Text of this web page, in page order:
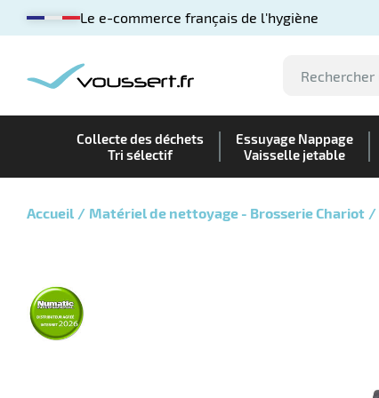
Le e-commerce français de l'hygiène
Collecte des déchets
Tri sélectif
Essuyage Nappage
Vaisselle jetable
Accueil Matériel de nettoyage - Brosserie Chariot